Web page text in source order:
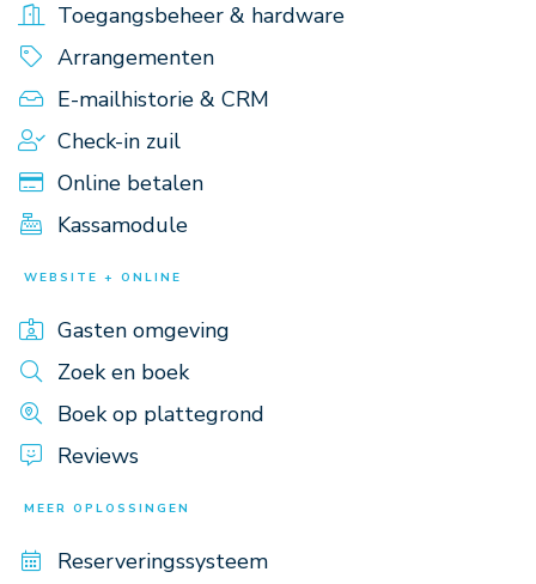
Toegangsbeheer & hardware
Arrangementen
E-mailhistorie & CRM
Check-in zuil
Online betalen
Kassamodule
WEBSITE + ONLINE
Gasten omgeving
Zoek en boek
Boek op plattegrond
Reviews
MEER OPLOSSINGEN
Reserveringssysteem